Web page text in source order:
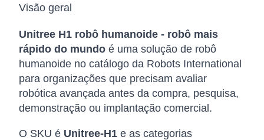
Visão geral
Unitree H1 robô humanoide - robô mais
rápido do mundo é uma solução de robô
humanoide no catálogo da Robots International
para organizações que precisam avaliar
robótica avançada antes da compra, pesquisa,
demonstração ou implantação comercial.
O SKU é Unitree-H1 e as categorias